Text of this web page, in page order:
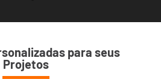
para seus
Projetos